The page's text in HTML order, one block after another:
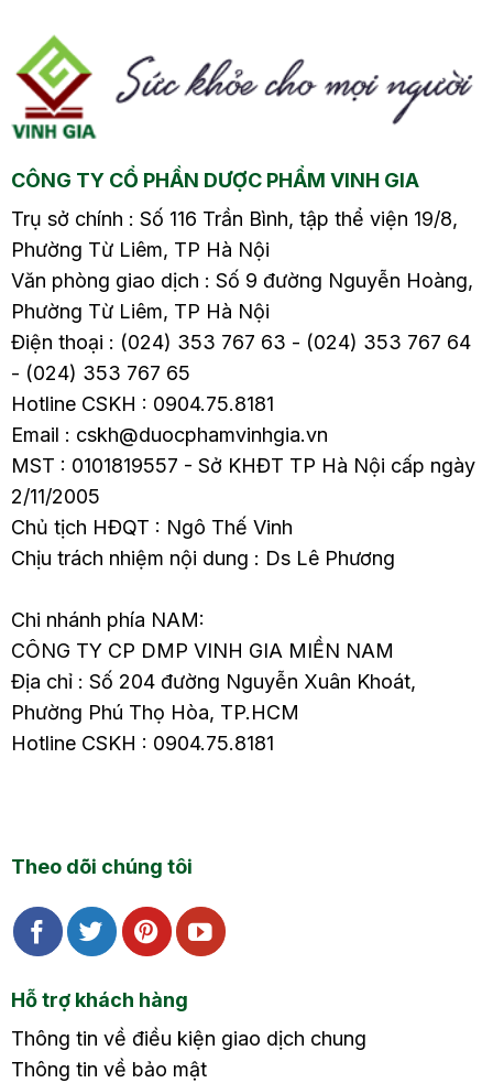
CÔNG TY CỔ PHẦN DƯỢC PHẨM VINH GIA
Trụ sở chính : Số 116 Trần Bình, tập thể viện 19/8,
Phường Từ Liêm, TP Hà Nội
Văn phòng giao dịch : Số 9 đường Nguyễn Hoàng,
Phường Từ Liêm, TP Hà Nội
Điện thoại : (024) 353 767 63 - (024) 353 767 64
- (024) 353 767 65
Hotline CSKH : 0904.75.8181
Email : cskh@duocphamvinhgia.vn
MST : 0101819557 - Sở KHĐT TP Hà Nội cấp ngày
2/11/2005
Chủ tịch HĐQT : Ngô Thế Vinh
Chịu trách nhiệm nội dung : Ds Lê Phương
Chi nhánh phía NAM:
CÔNG TY CP DMP VINH GIA MIỀN NAM
Địa chỉ : Số 204 đường Nguyễn Xuân Khoát,
Phường Phú Thọ Hòa, TP.HCM
Hotline CSKH : 0904.75.8181
Theo dõi chúng tôi
Hỗ trợ khách hàng
Thông tin về điều kiện giao dịch chung
Thông tin về bảo mật